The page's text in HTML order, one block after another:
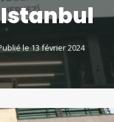
le13 février 2024